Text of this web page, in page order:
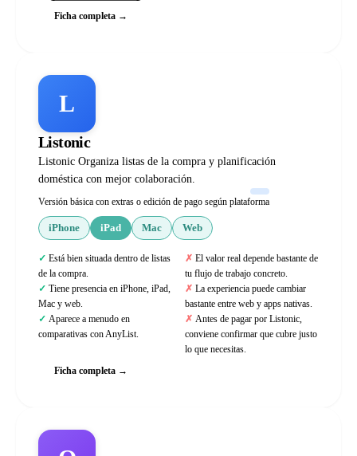
Ficha completa →
L
Listonic
Listonic Organiza listas de la compra y planificación
doméstica con mejor colaboración.
Versión básica con extras o edición de pago según plataforma
iPhone iPad Mac Web
Está bien situada dentro de listas
de la compra.
Tiene presencia en iPhone, iPad,
Mac y web.
Aparece a menudo en
comparativas con AnyList.
El valor real depende bastante de
tu flujo de trabajo concreto.
La experiencia puede cambiar
bastante entre web y apps nativas.
Antes de pagar por Listonic,
conviene confirmar que cubre justo
lo que necesitas.
Ficha completa →